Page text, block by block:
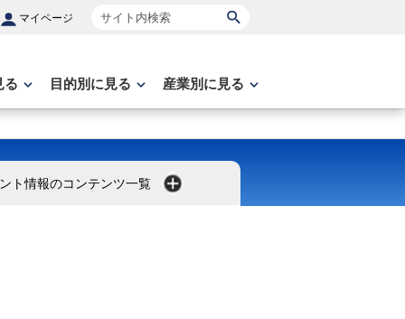
マイページ サイト内検索
る 目的別に見る 産業別に見る
ト情報のコンテンツ一覧